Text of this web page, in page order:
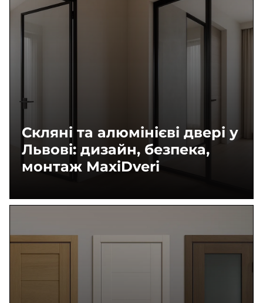
Скляні та алюмінієві двері у
Львові: дизайн, безпека,
монтаж MaxiDveri